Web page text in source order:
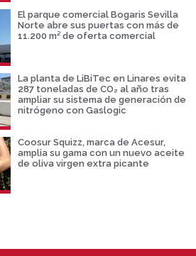
El parque comercial Bogaris Sevilla
Norte abre sus puertas con más de
11.200 m² de oferta comercial
La planta de LiBiTec en Linares evita
287 toneladas de CO₂ al año tras
ampliar su sistema de generación de
nitrógeno con Gaslogic
Coosur Squizz, marca de Acesur,
amplia su gama con un nuevo aceite
de oliva virgen extra picante